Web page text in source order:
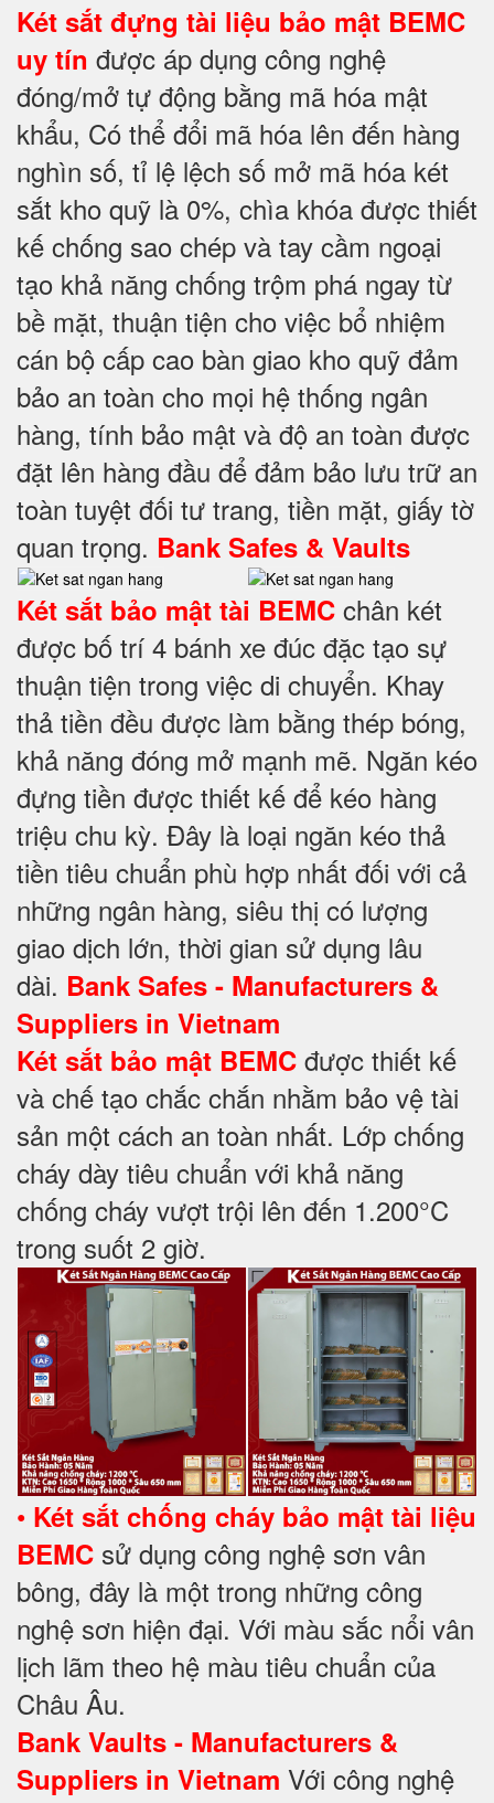
Két sắt đựng tài liệu bảo mật BEMC
uy tín được áp dụng công nghệ
đóng/mở tự động bằng mã hóa mật
khẩu, Có thể đổi mã hóa lên đến hàng
nghìn số, tỉ lệ lệch số mở mã hóa két
sắt kho quỹ là 0%, chìa khóa được thiết
kế chống sao chép và tay cầm ngoại
tạo khả năng chống trộm phá ngay từ
bề mặt, thuận tiện cho việc bổ nhiệm
cán bộ cấp cao bàn giao kho quỹ đảm
bảo an toàn cho mọi hệ thống ngân
hàng, tính bảo mật và độ an toàn được
đặt lên hàng đầu để đảm bảo lưu trữ an
toàn tuyệt đối tư trang, tiền mặt, giấy tờ
quan trọng. Bank Safes & Vaults
Két sắt bảo mật tài BEMC chân két
được bố trí 4 bánh xe đúc đặc tạo sự
thuận tiện trong việc di chuyển. Khay
thả tiền đều được làm bằng thép bóng,
khả năng đóng mở mạnh mẽ. Ngăn kéo
đựng tiền được thiết kế để kéo hàng
triệu chu kỳ. Đây là loại ngăn kéo thả
tiền tiêu chuẩn phù hợp nhất đối với cả
những ngân hàng, siêu thị có lượng
giao dịch lớn, thời gian sử dụng lâu
dài. Bank Safes - Manufacturers &
Suppliers in Vietnam
Két sắt bảo mật BEMC được thiết kế
và chế tạo chắc chắn nhằm bảo vệ tài
sản một cách an toàn nhất. Lớp chống
cháy dày tiêu chuẩn với khả năng
chống cháy vượt trội lên đến 1.200°C
trong suốt 2 giờ.
• Két sắt chống cháy bảo mật tài liệu
BEMC sử dụng công nghệ sơn vân
bông, đây là một trong những công
nghệ sơn hiện đại. Với màu sắc nổi vân
lịch lãm theo hệ màu tiêu chuẩn của
Châu Âu.
Bank Vaults - Manufacturers &
Suppliers in Vietnam Với công nghệ